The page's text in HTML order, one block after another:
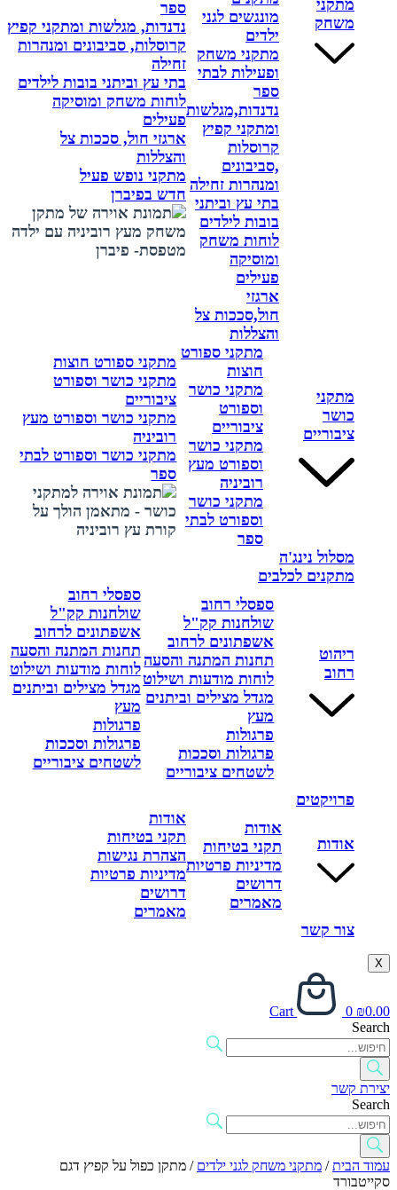
מתקני
משחק
מונגשים לגני
ילדים
מתקני משחק
ופעילות לבתי
ספר
נדנדות,מגלשות
ומתקני קפיץ
קרוסלות
,סביבונים
ומנהרות זחילה
בתי עץ וביתני
בובות לילדים
לוחות משחק
ומוסיקה
פעילים
ארגזי
חול,סככות צל
והצללות
ספר
נדנדות, מגלשות ומתקני קפיץ
קרוסלות, סביבונים ומנהרות
זחילה
בתי עץ וביתני בובות לילדים
לוחות משחק ומוסיקה
פעילים
ארגזי חול, סככות צל
והצללות
מתקני נופש פעיל
חדש בפיברן
מתקני
כושר
ציבוריים
מתקני ספורט
חוצות
מתקני כושר
וספורט
ציבוריים
מתקני כושר
וספורט מעץ
רוביניה
מתקני כושר
וספורט לבתי
ספר
מתקני ספורט חוצות
מתקני כושר וספורט
ציבוריים
מתקני כושר וספורט מעץ
רוביניה
מתקני כושר וספורט לבתי
ספר
מסלול נינג'ה
מתקנים לכלבים
ריהוט
רחוב
ספסלי רחוב
שולחנות קק"ל
אשפתונים לרחוב
תחנות המתנה והסעה
לוחות מודעות ושילוט
מגדל מצילים וביתנים
מעץ
פרגולות
פרגולות וסככות
לשטחים ציבוריים
ספסלי רחוב
שולחנות קק"ל
אשפתונים לרחוב
תחנות המתנה והסעה
לוחות מודעות ושילוט
מגדל מצילים וביתנים
מעץ
פרגולות
פרגולות וסככות
לשטחים ציבוריים
פרויקטים
אודות
אודות
תקני בטיחות
מדיניות פרטיות
דרושים
מאמרים
אודות
תקני בטיחות
הצהרת נגישות
מדיניות פרטיות
דרושים
מאמרים
צור קשר
X
₪0.00
0
Cart
Search
יצירת קשר
Search
עמוד הבית/ מתקני משחק לגני ילדים / מתקן כפול על קפיץ דגם
סקייטבורד